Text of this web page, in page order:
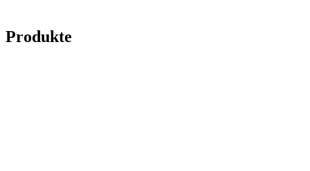
Produkte